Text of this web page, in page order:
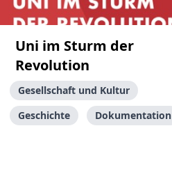
Uni im Sturm der
Revolution
Gesellschaft und Kultur
Geschichte
Dokumentation